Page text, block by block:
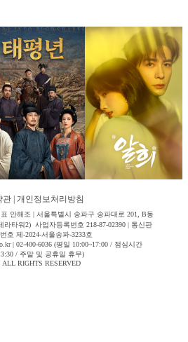
관 개인정보처리방침
안해조 | 서울특별시 송파구 송파대로 201, B동
라타워2) 사업자등록번호 218-87-02390 | 통신판
호 제-2024-서울송파-3233호
| 02-400-6036 (평일 10:00~17:00 / 점심시간
/ 주말 및 공휴일 휴무)
ALL RIGHTS RESERVED